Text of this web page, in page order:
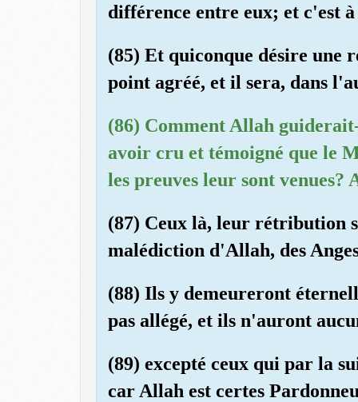
différence entre eux; et c'est
(85) Et quiconque désire une
point agréé, et il sera, dans
(86) Comment Allah
avoir cru et témoigné que le
les preuves leur sont venues?
(87) Ceux là, leur rétribution
malédiction d'Allah, des
(88) Ils y demeureront
pas allégé, et ils n'auront
(89) excepté ceux qui par la
car Allah est certes